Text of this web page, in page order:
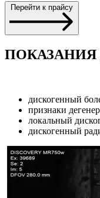
Перейти к прайсу
ПОКАЗАНИЯ
дискогенный
признаки
локальный
дискогенный